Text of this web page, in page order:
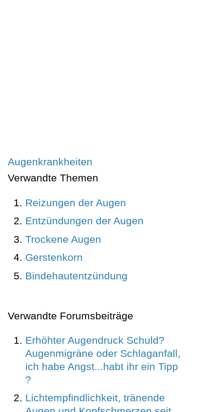
Augenkrankheiten
Verwandte Themen
Reizungen der Augen
Entzündungen der Augen
Trockene Augen
Gerstenkorn
Bindehautentzündung
Verwandte Forumsbeiträge
Erhöhter Augendruck Schuld?
Augenmigräne oder Schlaganfall,
ich habe Angst...habt ihr ein Tipp
?
Lichtempfindlichkeit, tränende